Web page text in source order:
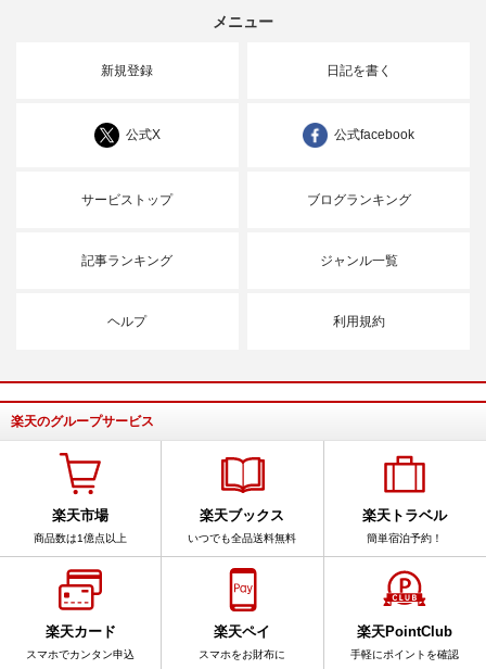
メニュー
新規登録 日記を書く
公式X 公式facebook
サービストップ ブログランキング
記事ランキング ジャンル一覧
ヘルプ 利用規約
楽天のグループサービス
楽天市場
商品数は1億点以上
楽天ブックス
いつでも全品送料無料
楽天トラベル
簡単宿泊予約！
楽天カード
スマホでカンタン申込
楽天ペイ
スマホをお財布に
楽天PointClub
手軽にポイントを確認